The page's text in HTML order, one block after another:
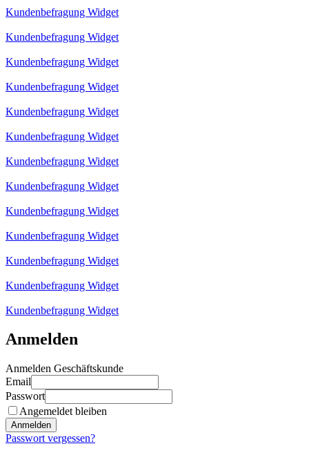
Kundenbefragung Widget
Kundenbefragung Widget
Kundenbefragung Widget
Kundenbefragung Widget
Kundenbefragung Widget
Kundenbefragung Widget
Kundenbefragung Widget
Kundenbefragung Widget
Kundenbefragung Widget
Kundenbefragung Widget
Kundenbefragung Widget
Kundenbefragung Widget
Kundenbefragung Widget
Anmelden
Anmelden Geschäftskunde
Email
Passwort
Angemeldet bleiben
Anmelden
Passwort vergessen?